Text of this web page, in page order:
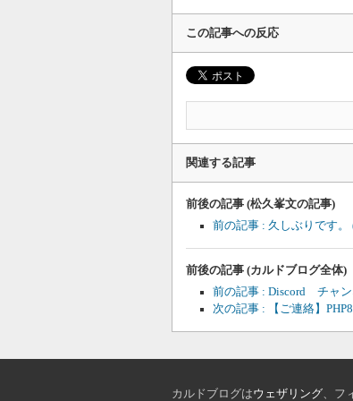
この記事への反応
関連する記事
前後の記事 (松久峯文の記事)
前の記事 : 久しぶりです。
前後の記事 (カルドブログ全体)
前の記事 : Discord チャン
次の記事 : 【ご連絡】
カルドブログはウェザリング、フ